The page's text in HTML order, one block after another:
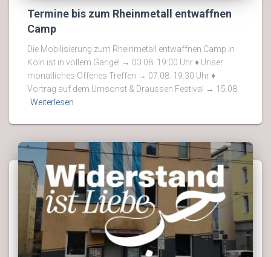
Termine bis zum Rheinmetall entwaffnen
Camp
Die Mobilisierung zum Rheinmetall entwaffnen Camp in
Köln ist in vollem Gange! → 03.08. 19:00 Uhr ♦ Unser
monatliches Offenes Treffen → 07.08. 19:30 Uhr ♦
Vortrag auf dem Umsonst & Draussen Festival → 15.08.
Weiterlesen